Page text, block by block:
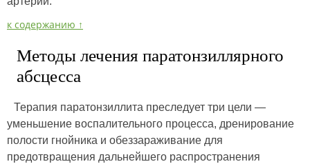
к содержанию ↑
Методы лечения паратонзиллярного
абсцесса
Терапия паратонзиллита преследует три цели —
уменьшение воспалительного процесса, дренирование
полости гнойника и обеззараживание для
предотвращения дальнейшего распространения